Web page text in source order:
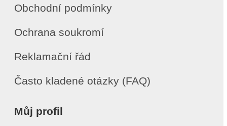
Obchodní podmínky
Ochrana soukromí
Reklamační řád
Často kladené otázky (FAQ)
Můj profil